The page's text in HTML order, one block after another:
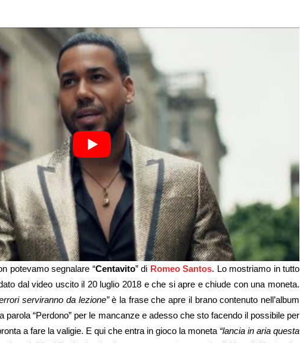
potevamo segnalare “Centavito” di Romeo Santos. Lo mostriamo in tutto
dal video uscito il 20 luglio 2018 e che si apre e chiude con una moneta.
serviranno da lezione”è la frase che apre il brano contenuto nell’album
parola “Perdono” per le mancanze e adesso che sto facendo il possibile per
a fare la valigie. E qui che entra in gioco la moneta “lancia in aria questa